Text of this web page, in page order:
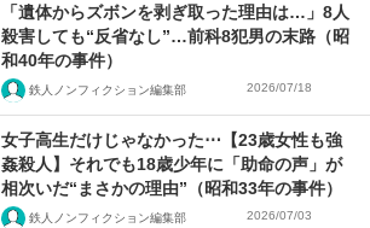
「遺体からズボンを剥ぎ取った理由は…」8人
殺害しても“反省なし”…前科8犯男の末路（昭
和40年の事件）
鉄人ノンフィクション編集部 2026/07/18
女子高生だけじゃなかった⋯【23歳女性も強
姦殺人】それでも18歳少年に「助命の声」が
相次いだ“まさかの理由”（昭和33年の事件）
鉄人ノンフィクション編集部 2026/07/03